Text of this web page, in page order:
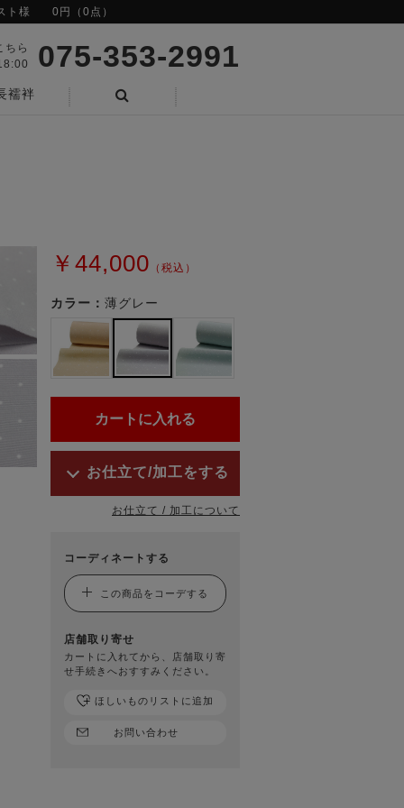
ト様 0円（0点）
ちら
075-353-2991
襦袢
￥44,000 （税込）
カラー： 薄グレー
お仕立て/加工をする
お仕立て / 加工について
コーディネートする
この商品をコーデする
店舗取り寄せ
カートに入れてから、店舗取り寄
せ手続きへおすすみください。
お問い合わせ
ほしいものリストに追加